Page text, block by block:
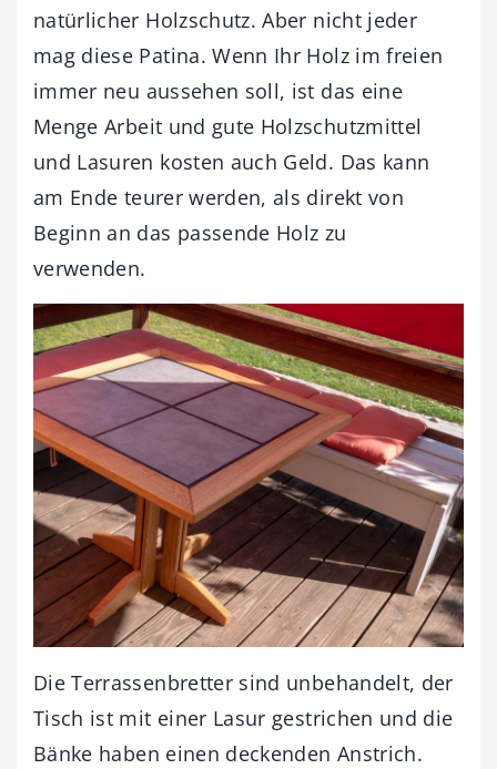
natürlicher Holzschutz. Aber nicht jeder
mag diese Patina. Wenn Ihr Holz im freien
immer neu aussehen soll, ist das eine
Menge Arbeit und gute Holzschutzmittel
und Lasuren kosten auch Geld. Das kann
am Ende teurer werden, als direkt von
Beginn an das passende Holz zu
verwenden.
Die Terrassenbretter sind unbehandelt, der
Tisch ist mit einer Lasur gestrichen und die
Bänke haben einen deckenden Anstrich.